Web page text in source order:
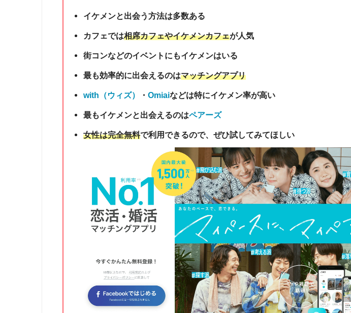
イケメンと出会う方法は多数ある
カフェでは相席カフェやイケメンカフェが人気
街コンなどのイベントにもイケメンはいる
最も効率的に出会えるのはマッチングアプリ
with（ウィズ） ・ Omiaiなどは特にイケメン率が高い
最もイケメンと出会えるのはペアーズ
女性は完全無料で利用できるので、ぜひ試してみてほしい